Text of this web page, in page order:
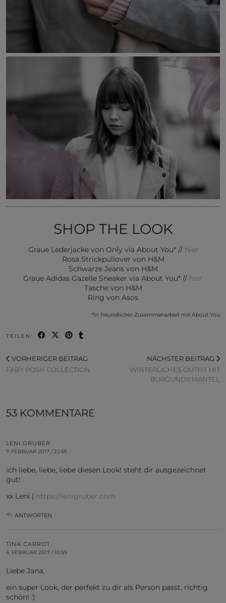
SHOP THE LOOK
Graue Lederjacke von Only via About You* // hier
Rosa Strickpullover von H&M
Schwarze Jeans von H&M
Graue Adidas Gazelle Sneaker via About You* // hier
Tasche von H&M
Ring von Asos
*In freundlicher Zusammenarbeit mit About You
TEILEN:
VORHERIGER BEITRAG
FABY POSH COLLECTION
NÄCHSTER BEITRAG
WINTERLICHES OUTFIT MIT
BURGUNDY MANTEL
53 KOMMENTARE
LENI GRUBER
7. FEBRUAR 2017 / 22:55
ich liebe, liebe, liebe diesen Look! steht dir ausgezeichnet
gut!
xx Leni | https://lenigruber.com
ANTWORTEN
TINA CARROT
6. FEBRUAR 2017 / 10:59
Liebe Jana,
ein super Look, der perfekt zu dir als Person passt, richtig
schön! :)